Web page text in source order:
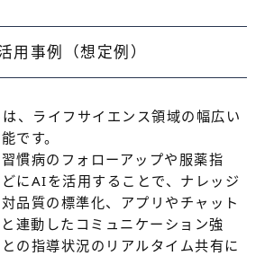
用事例（想定例）
、ライフサイエンス領域の幅広い
です。
慣病のフォローアップや服薬指
にAIを活用することで、ナレッジ
品質の標準化、アプリやチャット
連動したコミュニケーション強
の指導状況のリアルタイム共有に